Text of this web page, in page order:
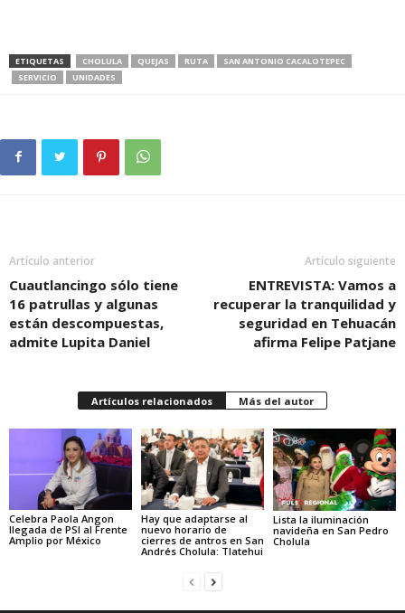
ETIQUETAS CHOLULA QUEJAS RUTA
SAN ANTONIO CACALOTEPEC
SERVICIO
UNIDADES
Artículo anterior
Cuautlancingo sólo tiene
16 patrullas y algunas
están descompuestas,
admite Lupita Daniel
Artículo siguiente
ENTREVISTA: Vamos a
recuperar la tranquilidad y
seguridad en Tehuacán
afirma Felipe Patjane
Artículos relacionados Más del autor
Celebra Paola Angon
llegada de PSI al Frente
Amplio por México
Hay que adaptarse al
nuevo horario de
cierres de antros en San
Andrés Cholula: Tlatehui
Lista la iluminación
navideña en San Pedro
Cholula